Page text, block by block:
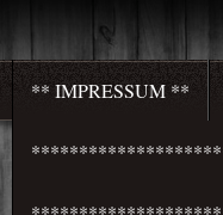
** IMPRESSUM **